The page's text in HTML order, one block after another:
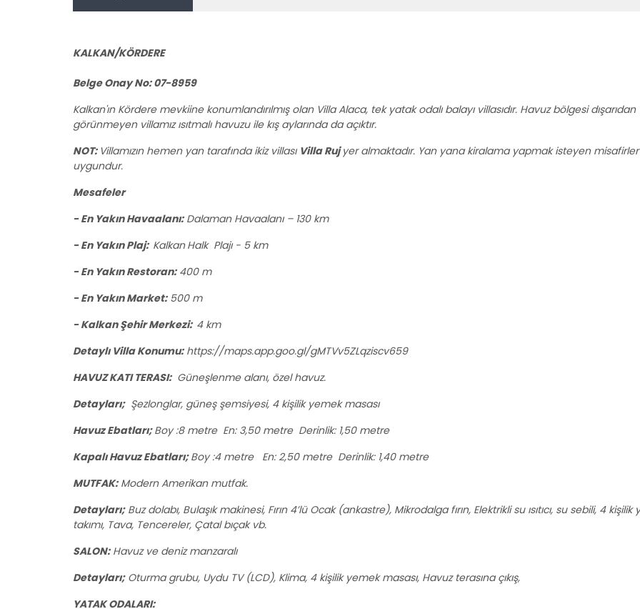
KALKAN/KÖRDERE
Belge Onay No: 07-8959
Kalkan'ın Kördere mevkiine konumlandırılmış olan Villa Alaca, tek yatak odalı balayı villasıdır. Havuz bölgesi dışarıdan
görünmeyen villamız ısıtmalı havuzu ile kış aylarında da açıktır.
NOT: Villamızın hemen yan tarafında ikiz villası Villa Rujyer almaktadır. Yan yana kiralama yapmak isteyen
uygundur.
Mesafeler
- En Yakın Havaalanı:Dalaman Havaalanı – 130 km
- En Yakın Plaj: Kalkan Halk Plajı - 5 km
- En Yakın Restoran:400 m
- En Yakın Market:500 m
- Kalkan Şehir Merkezi: 4 km
Detaylı Villa Konumu: https://maps.app.goo.gl/gMTVv5ZLqziscv659
HAVUZ KATI TERASI:Güneşlenme alanı, özel havuz.
Detayları;Şezlonglar, güneş şemsiyesi, 4 kişilik yemek masası
Havuz Ebatları;Boy :8 metre En: 3,50 metre Derinlik: 1,50 metre
Kapalı Havuz Ebatları;Boy :4 metre En: 2,50 metre Derinlik: 1,40 metre
MUTFAK:Modern Amerikan mutfak.
Detayları;Buz dolabı, Bulaşık makinesi, Fırın 4’lü Ocak (ankastre), Mikrodalga fırın, Elektrikli su ısıtıcı, su sebili, 4 kişilik
takımı, Tava, Tencereler, Çatal bıçak vb.
SALON:Havuz ve deniz manzaralı
Detayları;Oturma grubu, Uydu TV (LCD), Klima, 4 kişilik yemek masası, Havuz terasına çıkış,
YATAK ODALARI: